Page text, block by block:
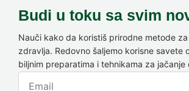
Budi u toku sa svim
Nauči kako da koristiš prirodne metode
zdravlja. Redovno šaljemo korisne savete
biljnim preparatima i tehnikama za jačanje